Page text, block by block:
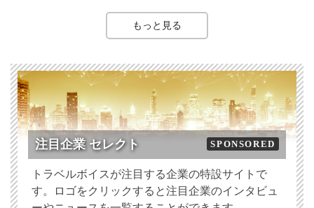
もっと見る
注目企業 セレクト SPONSORED
トラベルボイスが注目する企業の特設サイトで
す。ロゴをクリックすると注目企業のインタビュ